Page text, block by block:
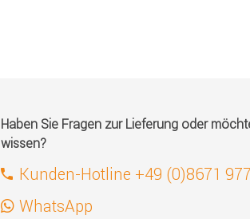
Haben Sie Fragen zur Lieferung oder
wissen?
Kunden-Hotline +49 (0)8671
WhatsApp